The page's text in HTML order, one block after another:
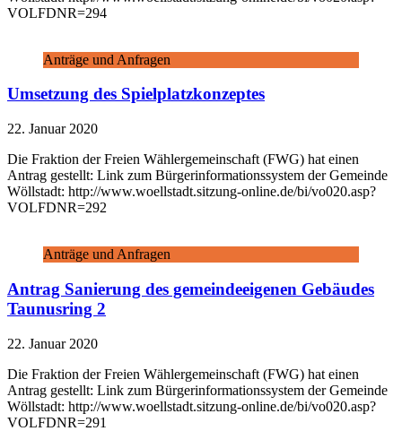
VOLFDNR=294
Anträge und Anfragen
Umsetzung des Spielplatzkonzeptes
22. Januar 2020
Die Fraktion der Freien Wählergemeinschaft (FWG) hat einen
Antrag gestellt: Link zum Bürgerinformationssystem der Gemeinde
Wöllstadt: http://www.woellstadt.sitzung-online.de/bi/vo020.asp?
VOLFDNR=292
Anträge und Anfragen
Antrag Sanierung des gemeindeeigenen Gebäudes
Taunusring 2
22. Januar 2020
Die Fraktion der Freien Wählergemeinschaft (FWG) hat einen
Antrag gestellt: Link zum Bürgerinformationssystem der Gemeinde
Wöllstadt: http://www.woellstadt.sitzung-online.de/bi/vo020.asp?
VOLFDNR=291